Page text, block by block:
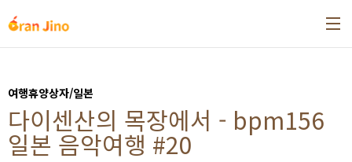
여행휴양상자/일본
다이센산의 목장에서 - bpm156
일본 음악여행 #20